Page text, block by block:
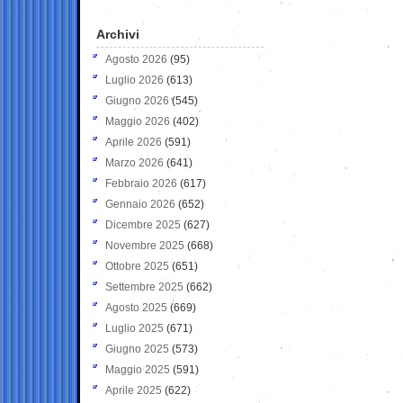
Archivi
Agosto 2026 (95)
Luglio 2026 (613)
Giugno 2026 (545)
Maggio 2026 (402)
Aprile 2026 (591)
Marzo 2026 (641)
Febbraio 2026 (617)
Gennaio 2026 (652)
Dicembre 2025 (627)
Novembre 2025 (668)
Ottobre 2025 (651)
Settembre 2025 (662)
Agosto 2025 (669)
Luglio 2025 (671)
Giugno 2025 (573)
Maggio 2025 (591)
Aprile 2025 (622)